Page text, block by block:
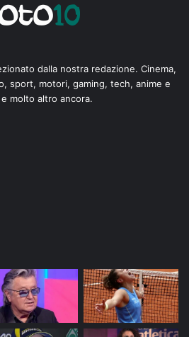
dalla nostra redazione. Cinema,
sport, motori, gaming, tech, anime e
molto altro ancora.